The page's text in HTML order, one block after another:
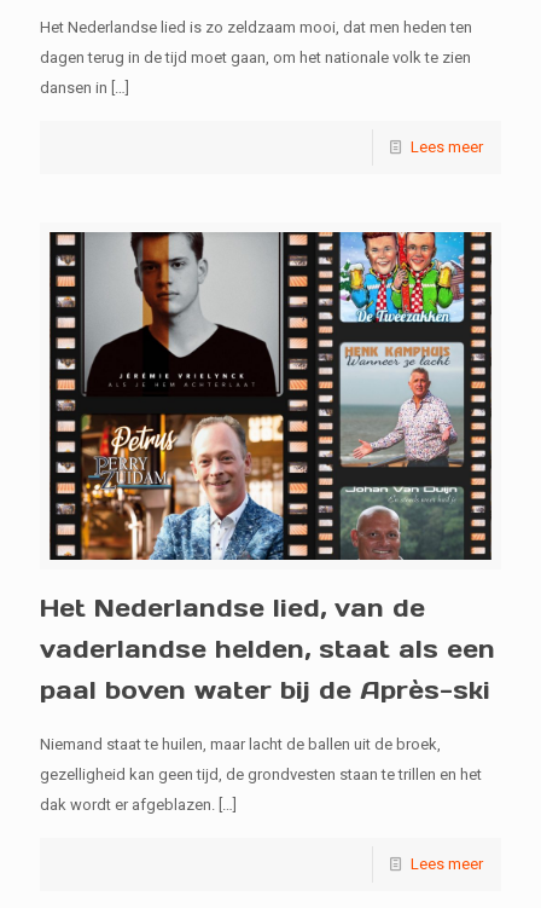
Het Nederlandse lied is zo zeldzaam mooi, dat men heden ten
dagen terug in de tijd moet gaan, om het nationale volk te zien
dansen in
Lees meer
Het Nederlandse lied, van de
vaderlandse helden, staat als een
paal boven water bij de Après-ski
Niemand staat te huilen, maar lacht de ballen uit de broek,
gezelligheid kan geen tijd, de grondvesten staan te trillen en het
dak wordt er afgeblazen. […]
Lees meer